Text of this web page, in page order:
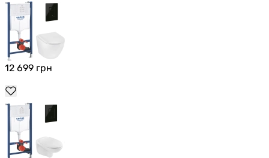
12 699 грн